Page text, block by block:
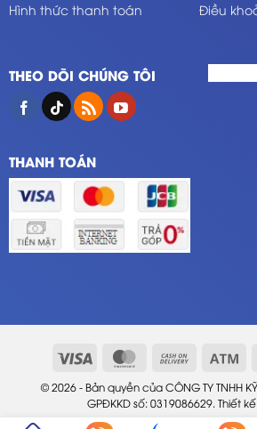
Hình thức thanh toán
Điều
THEO DÕI CHÚNG TÔI
THANH TOÁN
© 2026 - Bản quyền của CÔNG TY TNHH KỸ
GPĐKKD số: 0319086629. Thiết